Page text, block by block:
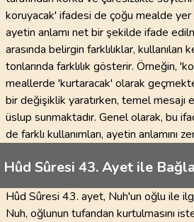
koruyacak' ifadesi de çoğu mealde
ayetin anlamı net bir şekilde ifade
arasında belirgin farklılıklar, kullanılan
tonlarında farklılık gösterir. Örneğin,
meallerde 'kurtaracak' olarak
bir değişiklik yaratırken, temel mesajı
üslup sunmaktadır. Genel olarak, bu
de farklı kullanımları, ayetin anlamını
Hûd Sûresi 43. Ayet ile
Hûd Sûresi 43. ayet, Nuh'un oğlu ile
Nuh, oğlunun tufandan kurtulmasını